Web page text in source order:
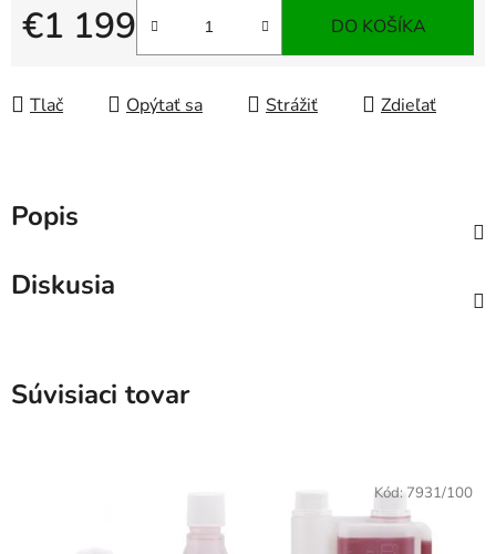
€1 199
Jednotková cena:
DO KOŠÍKA
Tlač Opýtať sa Strážiť Zdieľať
Popis
Diskusia
Súvisiaci tovar
Kód: 7931/100